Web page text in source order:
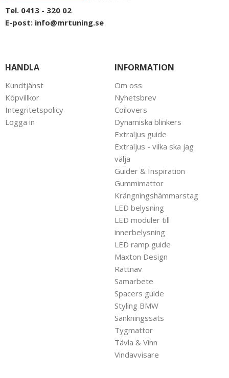
Tel. 0413 - 320 02
E-post: info@mrtuning.se
HANDLA
Kundtjänst
Köpvillkor
Integritetspolicy
Logga in
INFORMATION
Om oss
Nyhetsbrev
Coilovers
Dynamiska blinkers
Extraljus guide
Extraljus - vilka ska jag
välja
Guider & Inspiration
Gummimattor
Krängningshämmarstag
LED belysning
LED moduler till
innerbelysning
LED ramp guide
Maxton Design
Rattnav
Samarbete
Spacers guide
Styling BMW
Sänkningssats
Tygmattor
Tävla & Vinn
Vindavvisare